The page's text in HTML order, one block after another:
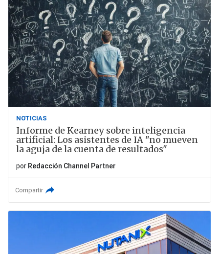
NOTICIAS
Informe de Kearney sobre inteligencia
artificial: Los asistentes de IA "no mueven
la aguja de la cuenta de resultados"
por Redacción Channel Partner
Compartir